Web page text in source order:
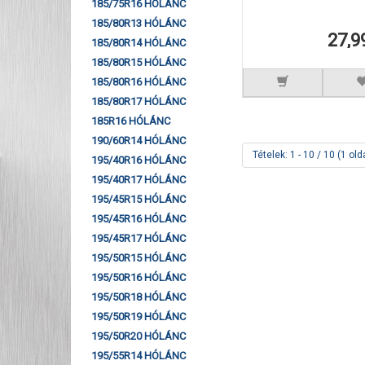
185/75R16 HÓLÁNC
185/80R13 HÓLÁNC
185/80R14 HÓLÁNC
185/80R15 HÓLÁNC
185/80R16 HÓLÁNC
185/80R17 HÓLÁNC
185R16 HÓLÁNC
190/60R14 HÓLÁNC
195/40R16 HÓLÁNC
195/40R17 HÓLÁNC
195/45R15 HÓLÁNC
195/45R16 HÓLÁNC
195/45R17 HÓLÁNC
195/50R15 HÓLÁNC
195/50R16 HÓLÁNC
195/50R18 HÓLÁNC
195/50R19 HÓLÁNC
195/50R20 HÓLÁNC
195/55R14 HÓLÁNC
Tételek: 1 - 10 / 10 (1